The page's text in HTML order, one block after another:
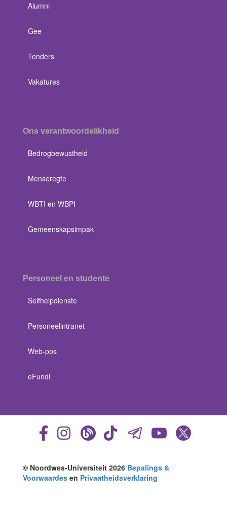
Alumni
Gee
Tenders
Vakatures
Ons verantwoordelikheid
Bedrogbewustheid
Menseregte
WBTI en WBPI
Gemeenskapsimpak
Personeel en studente
Selfhelpdienste
Personeelintranet
Web-pos
eFundi
© Noordwes-Universiteit 2026 Bepalings &
Voorwaardes en Privaatheidsverklaring